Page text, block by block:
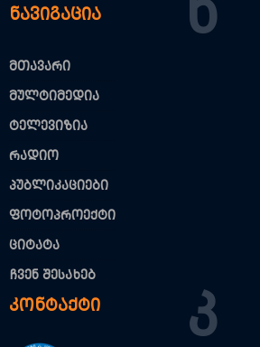
ნავიგაცია
მთავარი
მულტიმედია
ტელევიზია
რადიო
პუბლიკაციები
ფოტოპროექტი
ციტატა
ჩვენ შესახებ
კონტაქტი Კ